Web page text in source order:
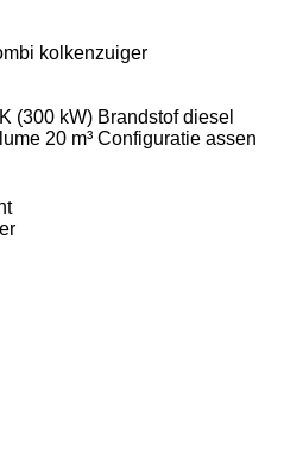
kolkenzuiger
(300 kW) Brandstof diesel
20 m³ Configuratie assen